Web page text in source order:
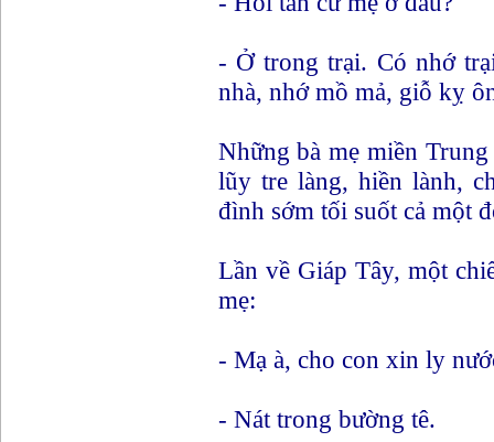
- Ở trong trại. Có nhớ
nhà, nhớ mồ mả, giỗ kỵ
Những bà mẹ miền
lũy tre làng, hiền lành,
đình sớm tối suốt cả một
Lần về Giáp Tây, một
mẹ:
- Mạ à, cho con xin ly
- Nát trong bường tê.